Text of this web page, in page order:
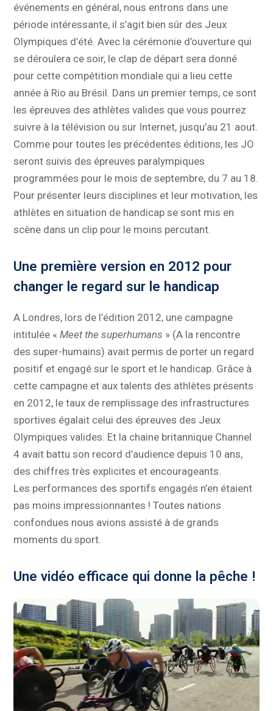
événements en général, nous entrons dans une
période intéressante, il s’agit bien sûr des Jeux
Olympiques d’été. Avec la cérémonie d’ouverture qui
se déroulera ce soir, le clap de départ sera donné
pour cette compétition mondiale qui a lieu cette
année à Rio au Brésil. Dans un premier temps, ce sont
les épreuves des athlètes valides que vous pourrez
suivre à la télévision ou sur Internet, jusqu’au 21 aout.
Comme pour toutes les précédentes éditions, les JO
seront suivis des épreuves paralympiques
programmées pour le mois de septembre, du 7 au 18.
Pour présenter leurs disciplines et leur motivation, les
athlètes en situation de handicap se sont mis en
scène dans un clip pour le moins percutant.
Une première version en 2012 pour
changer le regard sur le handicap
A Londres, lors de l’édition 2012, une campagne
intitulée «Meet the superhumans » (A la rencontre
des super-humains) avait permis de porter un regard
positif et engagé sur le sport et le handicap. Grâce à
cette campagne et aux talents des athlètes présents
en 2012, le taux de remplissage des infrastructures
sportives égalait celui des épreuves des Jeux
Olympiques valides. Et la chaine britannique Channel
4 avait battu son record d’audience depuis 10 ans,
des chiffres très explicites et encourageants.
Les performances des sportifs engagés n’en étaient
pas moins impressionnantes ! Toutes nations
confondues nous avions assisté à de grands
moments du sport.
Une vidéo efficace qui donne la pêche !